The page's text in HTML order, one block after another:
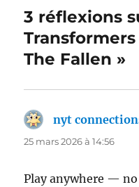
3 réflexions
The Fallen »
nyt
25 mars 2026 à 14:56
Play anywhere —